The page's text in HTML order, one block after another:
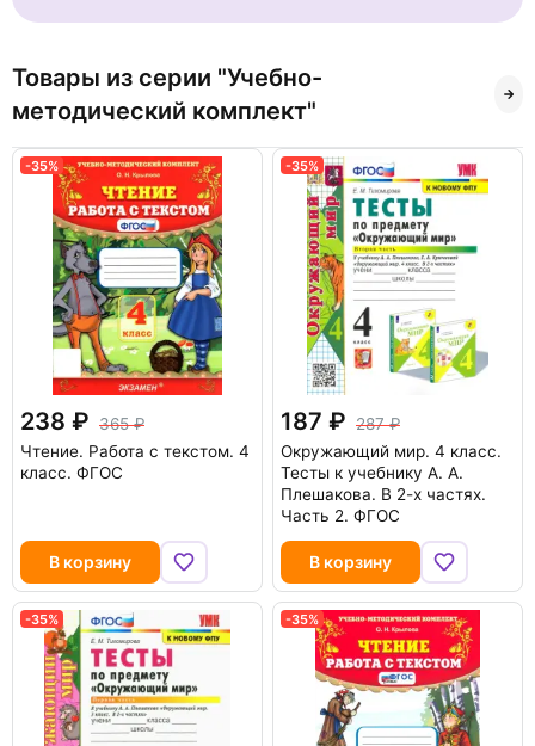
Товары из серии "Учебно-
методический комплект"
-35%
238
365
Чтение. Работа с текстом. 4
класс. ФГОС
В корзину
-35%
187
287
Окружающий мир. 4 класс.
Тесты к учебнику А. А.
Плешакова. В 2-х частях.
Часть 2. ФГОС
В корзину
-35% -35%